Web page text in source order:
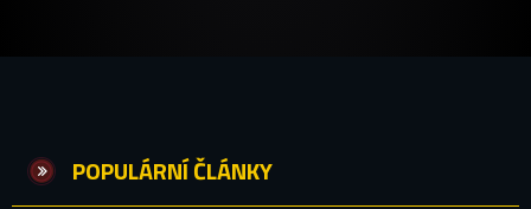
POPULÁRNÍ ČLÁNKY